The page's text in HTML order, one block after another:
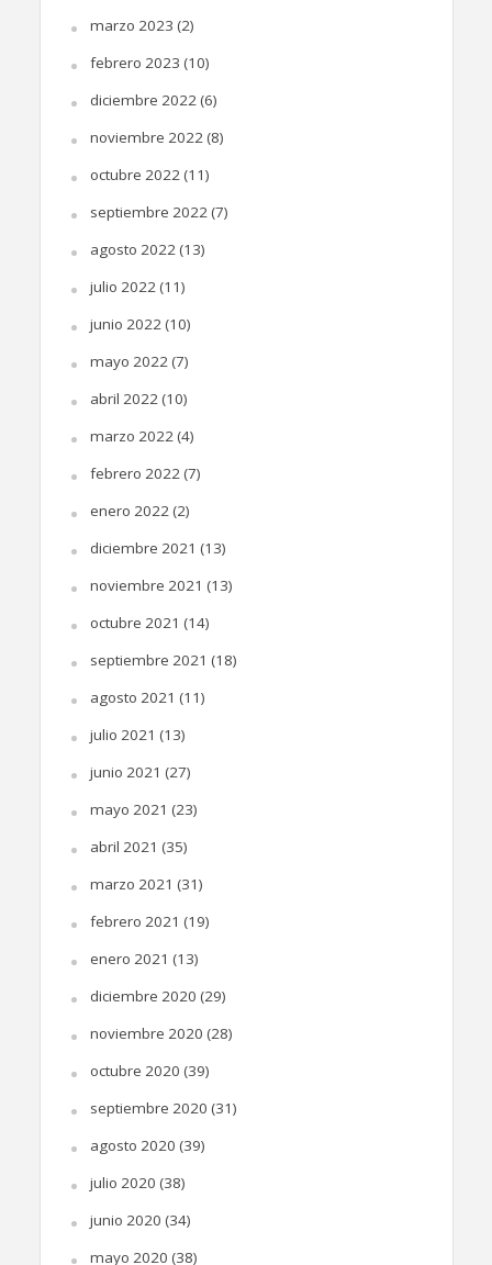
marzo 2023 (2)
febrero 2023 (10)
diciembre 2022(6)
noviembre 2022(8)
octubre 2022(11)
septiembre 2022(7)
agosto 2022(13)
julio 2022(11)
junio 2022(10)
mayo 2022(7)
abril 2022(10)
marzo 2022(4)
febrero 2022(7)
enero 2022(2)
diciembre 2021 (13)
noviembre 2021 (13)
octubre 2021 (14)
septiembre 2021 (18)
agosto 2021 (11)
julio 2021 (13)
junio 2021 (27)
mayo 2021 (23)
abril 2021 (35)
marzo 2021 (31)
febrero 2021 (19)
enero 2021 (13)
diciembre 2020 (29)
noviembre 2020 (28)
octubre 2020 (39)
septiembre 2020 (31)
agosto 2020 (39)
julio 2020 (38)
junio 2020 (34)
mayo 2020 (38)